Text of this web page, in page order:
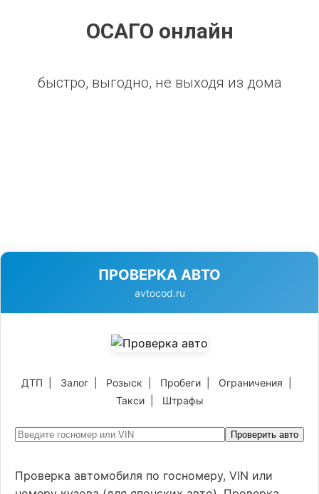
ОСАГО онлайн
быстро, выгодно, не выходя из дома
ПРОВЕРКА АВТО
avtocod.ru
ДТП Залог Розыск Пробеги Ограничения
Такси| Штрафы
Проверить авто
Проверка автомобиля по госномеру, VIN или